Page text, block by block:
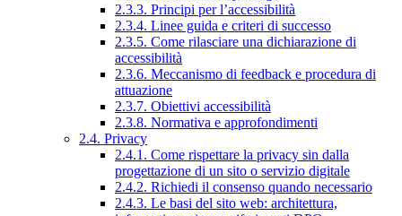
2.3.3. Principi per l’accessibilità
2.3.4. Linee guida e criteri di successo
2.3.5. Come rilasciare una dichiarazione di
accessibilità
2.3.6. Meccanismo di feedback e procedura di
attuazione
2.3.7. Obiettivi accessibilità
2.3.8. Normativa e approfondimenti
2.4. Privacy
2.4.1. Come rispettare la privacy sin dalla
progettazione di un sito o servizio digitale
2.4.2. Richiedi il consenso quando necessario
2.4.3. Le basi del sito web: architettura,